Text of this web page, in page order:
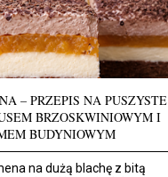
– PRZEPIS NA PUSZYSTE
BRZOSKWINIOWYM I
BUDYNIOWYM
na dużą blachę z bitą